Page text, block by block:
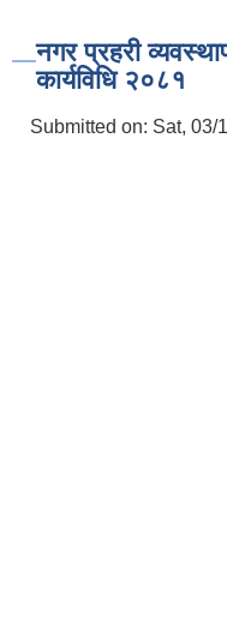
नगर प्रहरी
कार्यविधि २०८१
Submitted on: Sat, 03/